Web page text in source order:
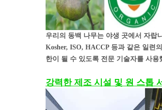
우리의 동백 나무는 야생 곳에서 자랍
Kosher, ISO, HACCP 등과 같은 일련
한이 될 수 있도록 전문 기술자를 사용
강력한 제조 시설 및 원 스톱